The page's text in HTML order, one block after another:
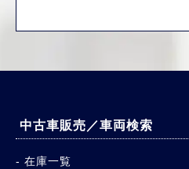
中古車販売／車両検索
在庫一覧